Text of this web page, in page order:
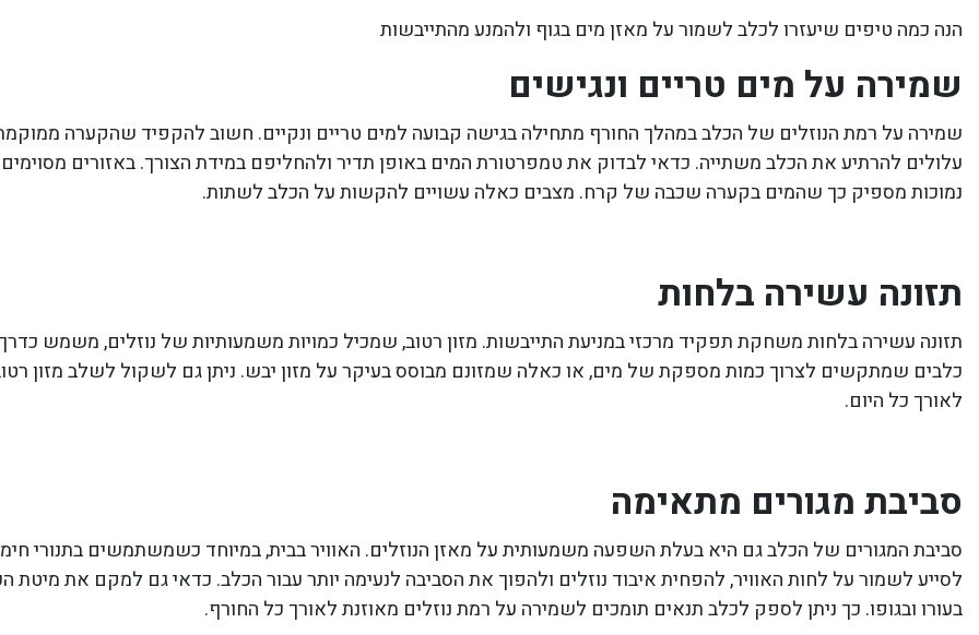
הנה כמה טיפים שיעזרו לכלב לשמור על מאזן מים בגוף ולהמנע מהתייבשות
שמירה על מים טריים ונגישים
שמירה על רמת הנוזלים של הכלב במהלך החורף מתחילה בגישה קבועה למים טריים ונקיים. חשוב להקפיד שהקערה
עלולים להרתיע את הכלב משתייה. כדאי לבדוק את טמפרטורת המים באופן תדיר ולהחליפם במידת הצורך. באזורים
נמוכות מספיק כך שהמים בקערה שכבה של קרח. מצבים כאלה עשויים להקשות על הכלב לשתות.
תזונה עשירה בלחות
תזונה עשירה בלחות משחקת תפקיד מרכזי במניעת התייבשות. מזון רטוב, שמכיל כמויות משמעותיות של נוזלים, משמש
כלבים שמתקשים לצרוך כמות מספקת של מים, או כאלה שמזונם מבוסס בעיקר על מזון יבש. ניתן גם לשקול לשלב מזון
לאורך כל היום.
סביבת מגורים מתאימה
סביבת המגורים של הכלב גם היא בעלת השפעה משמעותית על מאזן הנוזלים. האוויר בבית, במיוחד כשמשתמשים בתנורי
לסייע לשמור על לחות האוויר, להפחית איבוד נוזלים ולהפוך את הסביבה לנעימה יותר עבור הכלב. כדאי גם למקם את מיטת
בעורו ובגופו. כך ניתן לספק לכלב תנאים תומכים לשמירה על רמת נוזלים מאוזנת לאורך כל החורף.